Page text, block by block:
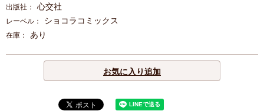
出版社： 心交社
レーベル： ショコラコミックス
在庫： あり
お気に入り追加